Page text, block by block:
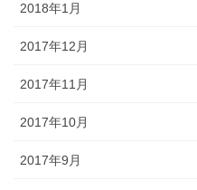
2018年1月
2017年12月
2017年11月
2017年10月
2017年9月